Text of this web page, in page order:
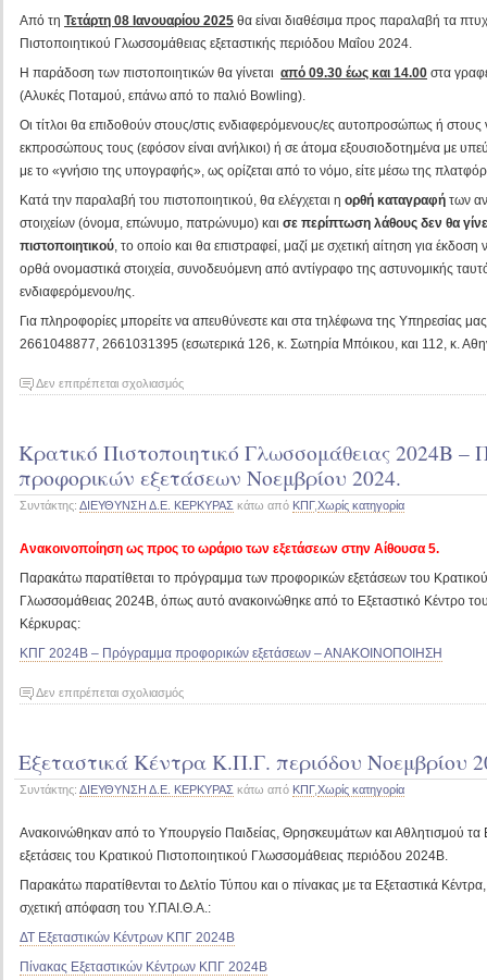
2024.
Από τη Τετάρτη 08 Ιανουαρίου 2025 θα είναι διαθέσιμα προς παραλαβή τα
Πιστοποιητικού Γλωσσομάθειας εξεταστικής περιόδου Μαΐου 2024.
Η παράδοση των πιστοποιητικών θα γίνεται από 09.30 έως και 14.00 στα
(Αλυκές Ποταμού, επάνω από το παλιό Bowling).
Οι τίτλοι θα επιδοθούν στους/στις ενδιαφερόμενους/ες αυτοπροσώπως ή στους
εκπροσώπους τους (εφόσον είναι ανήλικοι) ή σε άτομα εξουσιοδοτημένα με
με το «γνήσιο της υπογραφής», ως ορίζεται από το νόμο, είτε μέσω της
Κατά την παραλαβή του πιστοποιητικού, θα ελέγχεται η ορθή καταγραφή των
στοιχείων (όνομα, επώνυμο, πατρώνυμο) και σε περίπτωση λάθους δεν θα
πιστοποιητικού, το οποίο και θα επιστραφεί, μαζί με σχετική αίτηση για έκδοση
ορθά ονομαστικά στοιχεία, συνοδευόμενη από αντίγραφο της αστυνομικής
ενδιαφερόμενου/ης.
Για πληροφορίες μπορείτε να απευθύνεστε και στα τηλέφωνα της Υπηρεσίας
2661048877, 2661031395 (εσωτερικά 126, κ. Σωτηρία Μπόικου, και 112, κ.
Δεν επιτρέπεται σχολιασμόςστο
Πιστοποιητικού
Γλωσσομάθειας
Μαΐου
2024.
Κρατικό Πιστοποιητικό Γλωσσομάθειας 2024Β
προφορικών εξετάσεων Νοεμβρίου 2024.
Συντάκτης: ΔΙΕΥΘΥΝΣΗ Δ.Ε. ΚΕΡΚΥΡΑΣ κάτω από ΚΠΓ,Χωρίς κατηγορία
Ανακοινοποίηση ως προς το ωράριο των εξετάσεων στην Αίθουσα 5.
Παρακάτω παρατίθεται το πρόγραμμα των προφορικών εξετάσεων του
Γλωσσομάθειας 2024Β, όπως αυτό ανακοινώθηκε από το Εξεταστικό Κέντρο
Κέρκυρας:
ΚΠΓ 2024Β – Πρόγραμμα προφορικών εξετάσεων – ΑΝΑΚΟΙΝΟΠΟΙΗΣΗ
Δεν επιτρέπεται σχολιασμόςστο
Γλωσσομάθειας
2024Β
–
προφορικών
εξετάσεων
Νοεμβρίου
Εξεταστικά Κέντρα Κ.Π.Γ. περιόδου Νοεμβρίου
Συντάκτης: ΔΙΕΥΘΥΝΣΗ Δ.Ε. ΚΕΡΚΥΡΑΣ κάτω από ΚΠΓ,Χωρίς κατηγορία
Ανακοινώθηκαν από το Υπουργείο Παιδείας, Θρησκευμάτων και Αθλητισμού τα
εξετάσεις του Κρατικού Πιστοποιητικού Γλωσσομάθειας περιόδου 2024Β.
Παρακάτω παρατίθενται το Δελτίο Τύπου και ο πίνακας με τα Εξεταστικά
σχετική απόφαση του Υ.ΠΑΙ.Θ.Α.:
ΔΤ Εξεταστικών Κέντρων ΚΠΓ 2024Β
Πίνακας Εξεταστικών Κέντρων ΚΠΓ 2024Β